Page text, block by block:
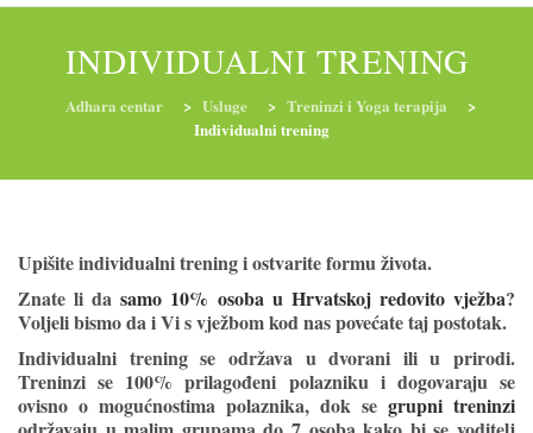
PROGRAMI PREHRANE PRIRODNO MRŠAVLJENJE
YOGA I TRENINZI
INDIVIDUALNI TRENING
Adhara centar > Usluge > Treninzi i Yoga terapija
>
Individualni trening
Upišiteindividualni treningi ostvarite formu života.
Znate li dasamo 10% osoba u Hrvatskoj redovito vježba?
Voljeli bismo da i Vi s vježbom kod nas povećate taj postotak.
Individualni trening se održava u dvorani ili u prirodi.
Treninzi se 100% prilagođeni polazniku i dogovaraju se
ovisno o mogućnostima polaznika, dok se grupni treninzi